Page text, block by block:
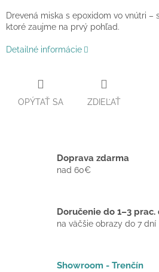
Drevená miska s epoxidom vo vnútri –
ktoré zaujme na prvý pohľad.
Detailné informácie
OPÝTAŤ SA ZDIEĽAŤ
Doprava zdarma
nad 60€
Doručenie do 1–3 prac.
na väčšie obrazy do 7 dní
Showroom - Trenčín